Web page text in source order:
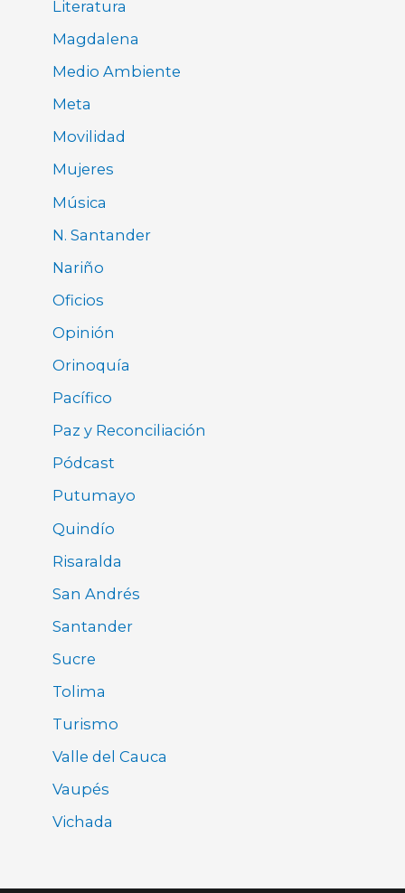
Literatura
Magdalena
Medio Ambiente
Meta
Movilidad
Mujeres
Música
N. Santander
Nariño
Oficios
Opinión
Orinoquía
Pacífico
Paz y Reconciliación
Pódcast
Putumayo
Quindío
Risaralda
San Andrés
Santander
Sucre
Tolima
Turismo
Valle del Cauca
Vaupés
Vichada